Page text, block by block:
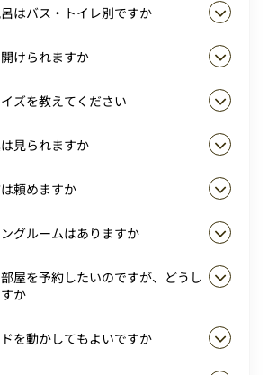
はバス・トイレ別ですか
けられますか
ズを教えてください
見られますか
頼めますか
グルームはありますか
屋を予約したいのですが、どうし
か
を動かしてもよいですか